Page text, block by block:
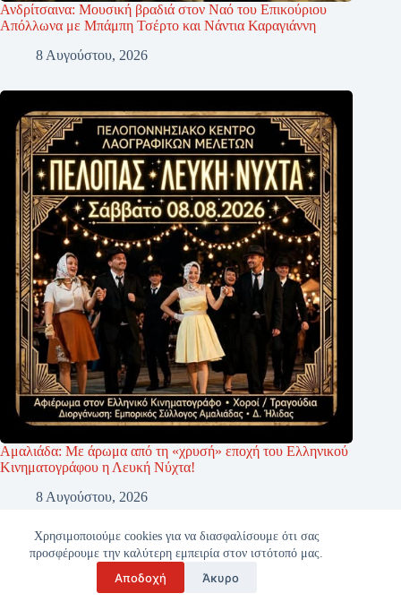
Χρησιμοποιούμε cookies για να διασφαλίσουμε ότι σας
προσφέρουμε την καλύτερη εμπειρία στον ιστότοπό μας.
Αποδοχή Άκυρο
Ανδρίτσαινα: Μουσική βραδιά στον Ναό του Επικούριου
Απόλλωνα με Μπάμπη Τσέρτο και Νάντια Καραγιάννη
8 Αυγούστου, 2026
Αμαλιάδα: Με άρωμα από τη «χρυσή» εποχή του Ελληνικού
Κινηματογράφου η Λευκή Νύχτα!
8 Αυγούστου, 2026